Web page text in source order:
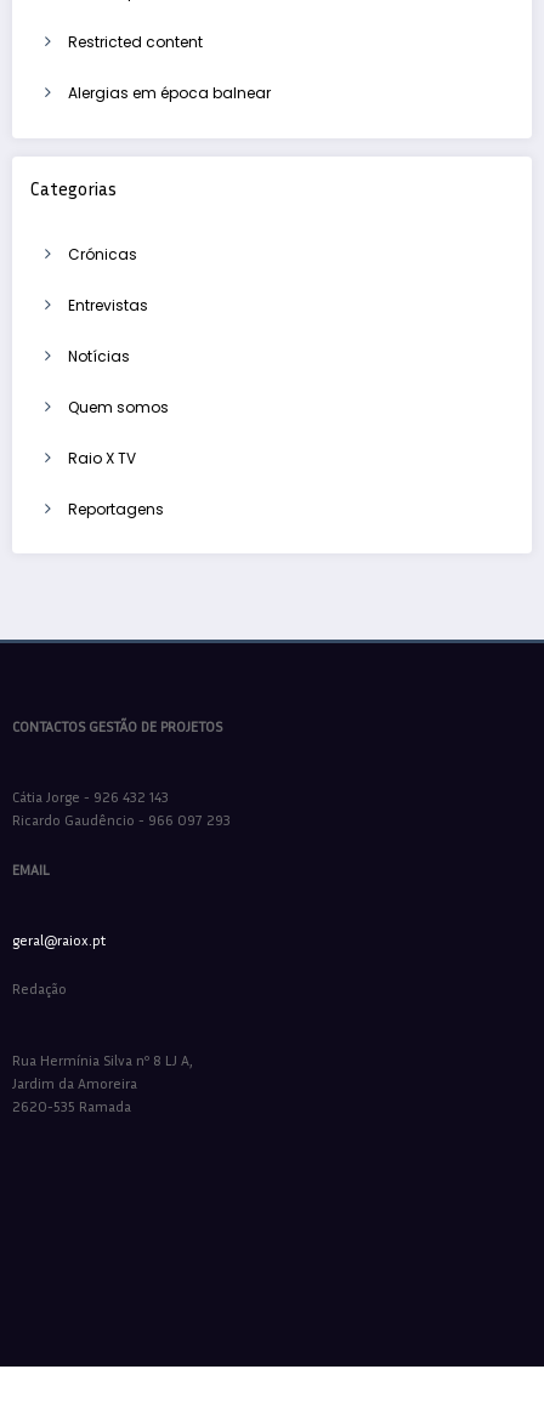
Restricted content
Alergias em época balnear
Categorias
Crónicas
Entrevistas
Notícias
Quem somos
Raio X TV
Reportagens
CONTACTOS GESTÃO DE PROJETOS
Cátia Jorge - 926 432 143
Ricardo Gaudêncio - 966 097 293
EMAIL
geral@raiox.pt
Redação
Rua Hermínia Silva nº 8 LJ A,
Jardim da Amoreira
2620-535 Ramada